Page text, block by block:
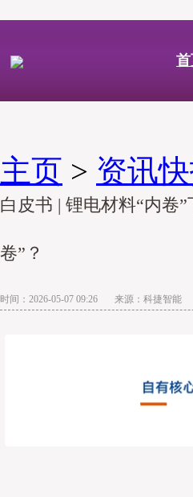
主页 > 资讯
白皮书 | 锂电材料“内卷
卷”？
时间：2026-05-07 09:26 来源：科捷智能